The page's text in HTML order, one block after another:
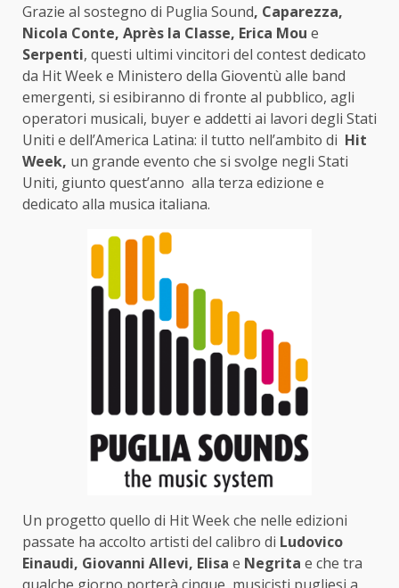
Grazie al sostegno di Puglia Sound, Caparezza,
Nicola Conte, Après la Classe, Erica Mou e
Serpenti, questi ultimi vincitori del contest dedicato
da Hit Week e Ministero della Gioventù alle band
emergenti, si esibiranno di fronte al pubblico, agli
operatori musicali, buyer e addetti ai lavori degli Stati
Uniti e dell’America Latina: il tutto nell’ambito di Hit
Week, un grande evento che si svolge negli Stati
Uniti, giunto quest’anno alla terza edizione e
dedicato alla musica italiana.
Un progetto quello di Hit Week che nelle edizioni
passate ha accolto artisti del calibro di Ludovico
Einaudi, Giovanni Allevi, Elisa e Negrita e che tra